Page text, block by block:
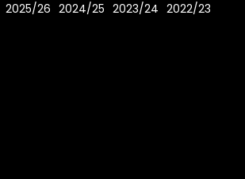
2025/26 2024/25 2023/24 2022/23